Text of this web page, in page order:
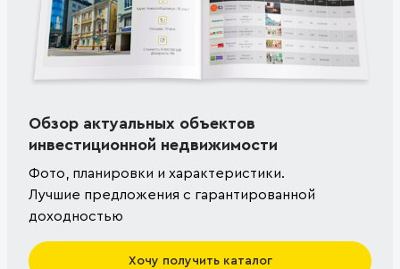
Обзор актуальных объектов
инвестиционной недвижимости
Фото, планировки и характеристики.
Лучшие предложения с гарантированной
доходностью
Хочу получить каталог